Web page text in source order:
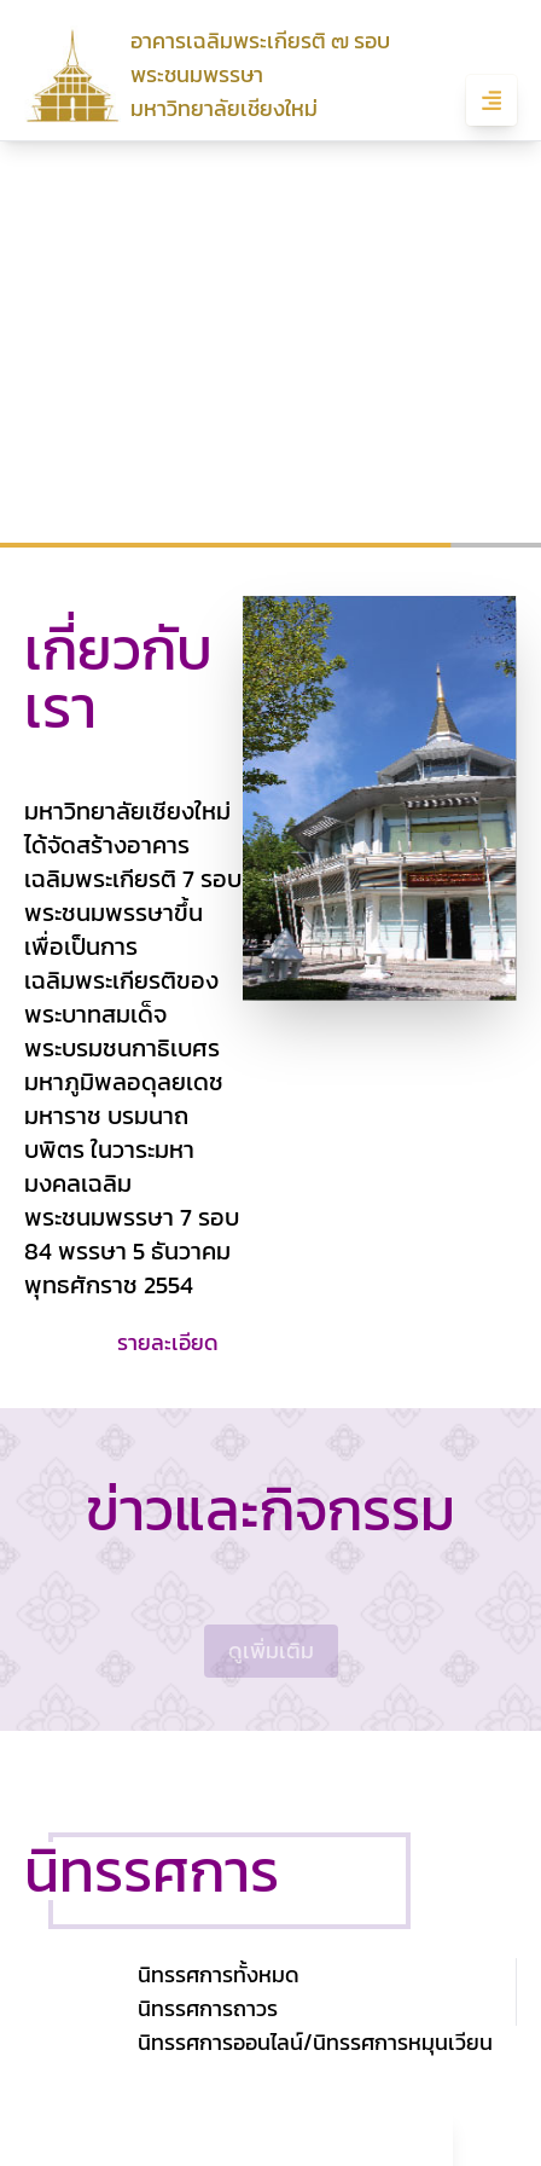
อาคารเฉลิมพระเกียรติ ๗ รอบ
พระชนมพรรษา
มหาวิทยาลัยเชียงใหม่
อาคารเฉลิมพระเกียรติ ๗ รอบ พระชนม
พรรษา มหาวิทยาลัยเชียงใหม่
เกี่ยวกับ
เรา
มหาวิทยาลัยเชียงใหม่
ได้จัดสร้างอาคาร
เฉลิมพระเกียรติ 7 รอบ
พระชนมพรรษาขึ้น
เพื่อเป็นการ
เฉลิมพระเกียรติของ
พระบาทสมเด็จ
พระบรมชนกาธิเบศร
มหาภูมิพลอดุลยเดช
มหาราช บรมนาถ
บพิตร ในวาระมหา
มงคลเฉลิม
พระชนมพรรษา 7 รอบ
84 พรรษา 5 ธันวาคม
พุทธศักราช 2554
รายละเอียด
ข่าวและกิจกรรม
ดูเพิ่มเติม
นิทรรศการ
นิทรรศการทั้งหมด
นิทรรศการถาวร
นิทรรศการออนไลน์/นิทรรศการหมุนเวียน